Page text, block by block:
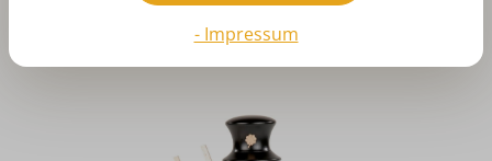
- Impressum